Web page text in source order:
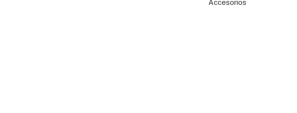
Accesorios